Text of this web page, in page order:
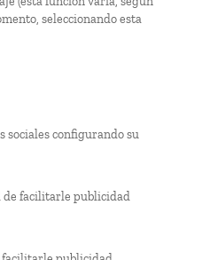
seleccionando esta
sociales configurando su
de facilitarle publicidad